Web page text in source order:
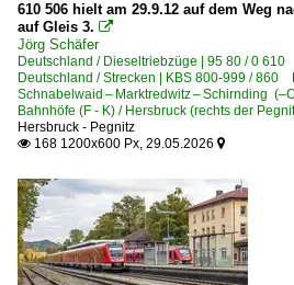
610 506 hielt am 29.9.12 auf dem Weg
auf Gleis 3. 
Jörg Schäfer
Deutschland / Dieseltriebzüge | 95 80 / 0
Deutschland / Strecken | KBS 800-999 / 860
Schnabelwaid – Marktredwitz – Schirnding
Bahnhöfe (F - K) / Hersbruck (rechts der
Hersbruck - Pegnitz
 168 1200x600 Px, 29.05.2026 